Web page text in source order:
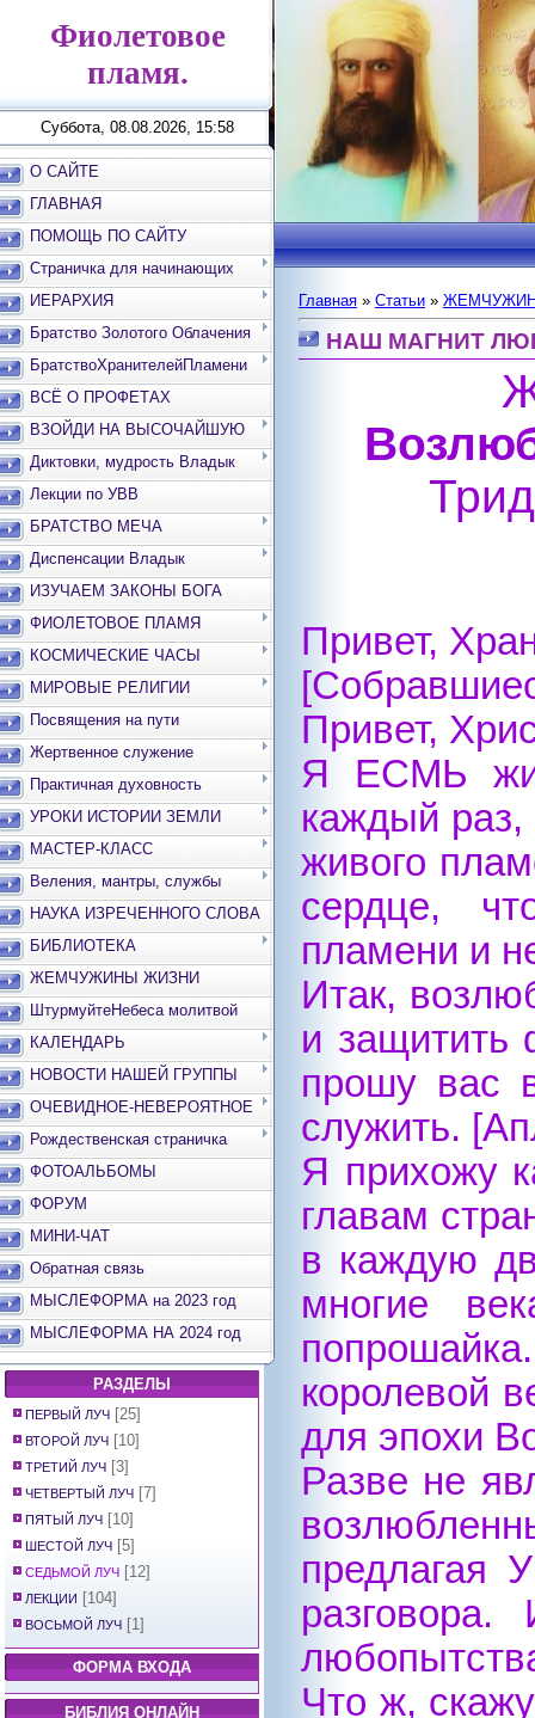
Фиолетовое
пламя.
Суббота, 08.08.2026, 15:58
О САЙТЕ
ГЛАВНАЯ
ПОМОЩЬ ПО САЙТУ
Страничка для начинающих
ИЕРАРХИЯ
Братство Золотого Облачения
БратствоХранителейПламени
ВСЁ О ПРОФЕТАХ
ВЗОЙДИ НА ВЫСОЧАЙШУЮ
ВЕРШИНУ
Диктовки, мудрость Владык
Лекции по УВВ
БРАТСТВО МЕЧА
Диспенсации Владык
ИЗУЧАЕМ ЗАКОНЫ БОГА
ФИОЛЕТОВОЕ ПЛАМЯ
КОСМИЧЕСКИЕ ЧАСЫ
МИРОВЫЕ РЕЛИГИИ
Посвящения на пути
Жертвенное служение
Практичная духовность
УРОКИ ИСТОРИИ ЗЕМЛИ
МАСТЕР-КЛАСС
Веления, мантры, службы
НАУКА ИЗРЕЧЕННОГО СЛОВА
БИБЛИОТЕКА
ЖЕМЧУЖИНЫ ЖИЗНИ
ШтурмуйтеНебеса молитвой
КАЛЕНДАРЬ
НОВОСТИ НАШЕЙ ГРУППЫ
ОЧЕВИДНОЕ-НЕВЕРОЯТНОЕ
Рождественская страничка
ФОТОАЛЬБОМЫ
ФОРУМ
МИНИ-ЧАТ
Обратная связь
МЫСЛЕФОРМА на 2023 год
МЫСЛЕФОРМА НА 2024 год
РАЗДЕЛЫ
ПЕРВЫЙ ЛУЧ [25]
ВТОРОЙ ЛУЧ [10]
ТРЕТИЙ ЛУЧ [3]
ЧЕТВЕРТЫЙ ЛУЧ [7]
ПЯТЫЙ ЛУЧ [10]
ШЕСТОЙ ЛУЧ [5]
СЕДЬМОЙ ЛУЧ [12]
ЛЕКЦИИ [104]
ВОСЬМОЙ ЛУЧ [1]
ФОРМА ВХОДА
БИБЛИЯ ОНЛАЙН
Главная » Статьи »
НАШ МАГНИТ
Привет,
Привет,
Я ЕСМЬ
каждый раз,
живого
сердце,
пламени и
Итак,
и защитить
прошу вас
служить.
Я прихожу
главам
в каждую
многие
королевой
для эпохи
Разве не
предлагая
Что ж,